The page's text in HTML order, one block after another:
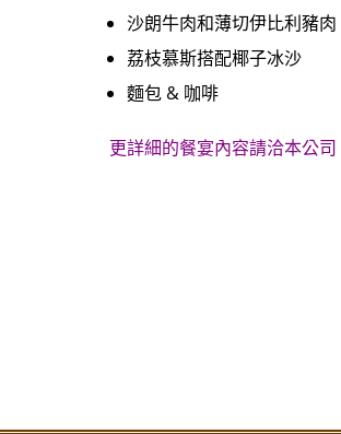
沙朗牛肉和薄切伊比利豬肉
荔枝慕斯搭配椰子冰沙
麵包 & 咖啡
更詳細的餐宴內容請洽本公司